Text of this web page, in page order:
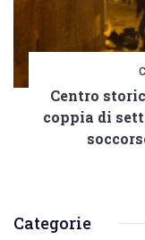
Centro
coppia di
Categorie